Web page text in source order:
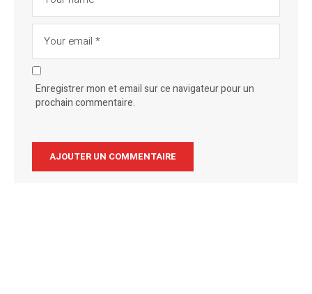
Enregistrer mon et email sur ce navigateur pour un
prochain commentaire.